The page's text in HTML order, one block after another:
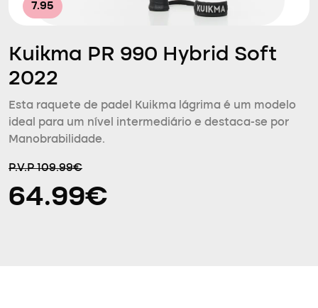
7.95
Kuikma PR 990 Hybrid Soft
2022
Esta raquete de padel Kuikma lágrima é um modelo
ideal para um nível intermediário e destaca-se por
Manobrabilidade.
P.V.P 109.99€
64.99€